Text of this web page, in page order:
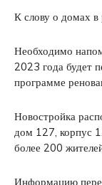
К слову о домах
Необходимо
2023 года будет
программе
Новостройка
дом 127, корпус
более 200
Информацию